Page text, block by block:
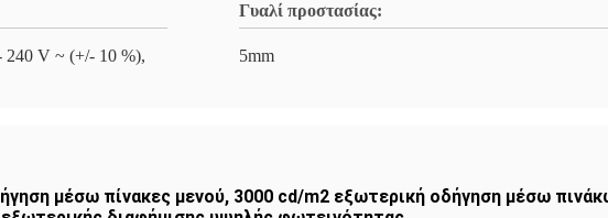
240 V ~ (+/- 10 %),
Γυαλί προστασίας:
5mm
μέσω πίνακες μενού, 3000 cd/m2 εξωτερική οδήγηση μέσω